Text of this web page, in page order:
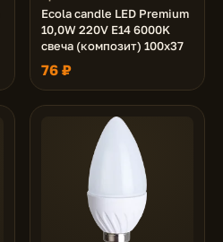
Ecola candle LED Premium
10,0W 220V E14 6000K
свеча (композит) 100x37
76 ₽